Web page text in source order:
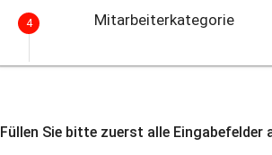
4 Mitarbeiterkategorie
Füllen Sie bitte zuerst alle Eingabefelder